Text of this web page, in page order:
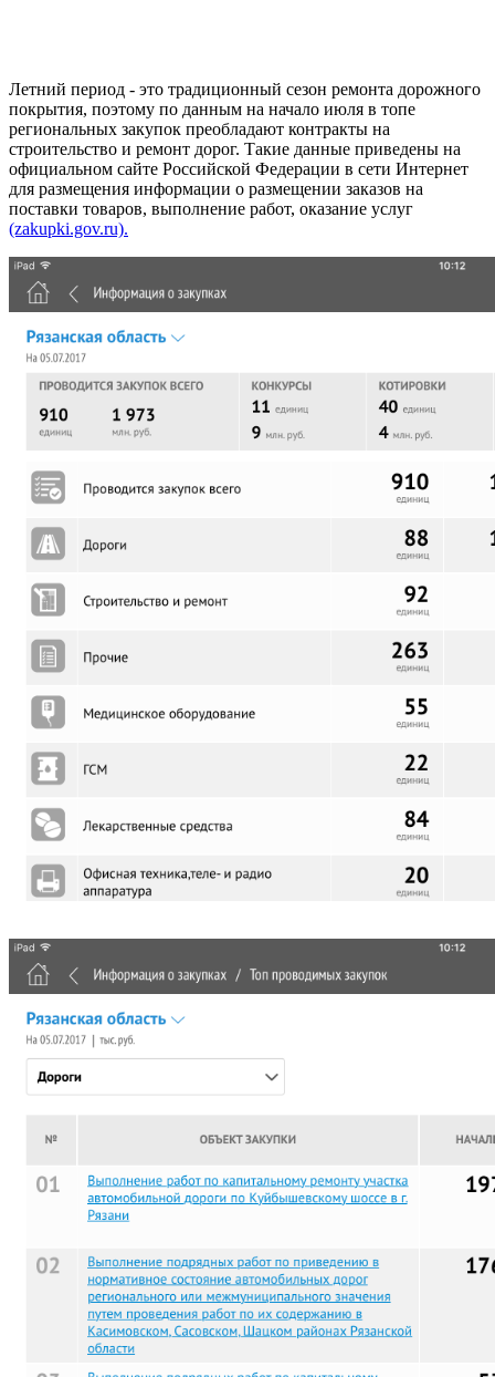
Летний период - это традиционный сезон ремонта дорожного
покрытия, поэтому по данным на начало июля в топе
региональных закупок преобладают контракты на
строительство и ремонт дорог. Такие данные приведены на
официальном сайте Российской Федерации в сети Интернет
для размещения информации о размещении заказов на
поставки товаров, выполнение работ, оказание услуг
(zakupki.gov.ru).